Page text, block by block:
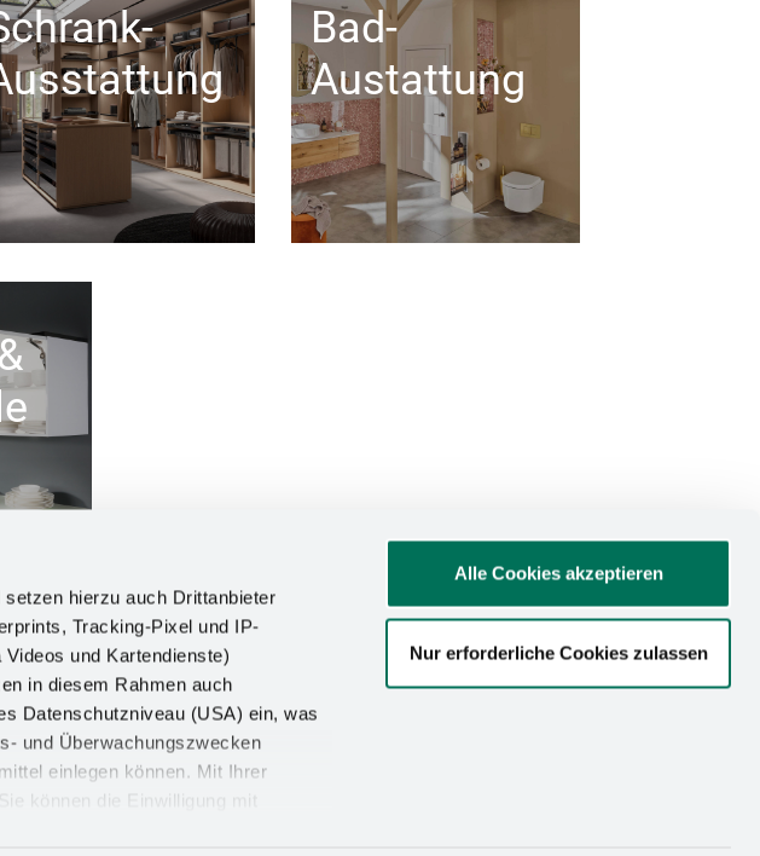
hierzu auch Drittanbieter
Tracking-Pixel und IP-
und Kartendienste)
in diesem Rahmen auch
Datenschutzniveau (USA) ein, was
und Überwachungszwecken
einlegen können. Mit Ihrer
können die Einwilligung mit
Alle Cookies akzeptieren
Nur erforderliche Cookies zulassen
Bad-
Austattung
INFORMATIONEN
Impressum
Datenschutz